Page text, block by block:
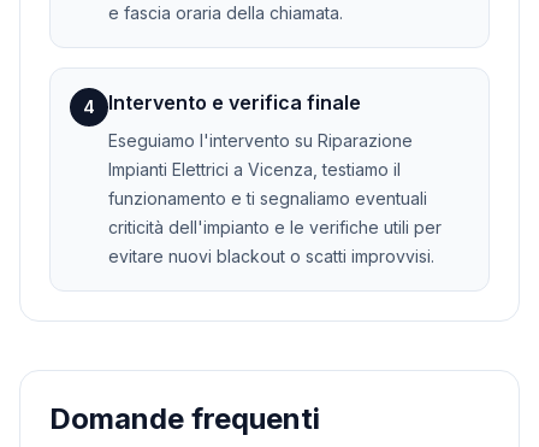
e fascia oraria della chiamata.
4 Intervento e verifica finale
Eseguiamo l'intervento su Riparazione
Impianti Elettrici a Vicenza, testiamo il
funzionamento e ti segnaliamo eventuali
criticità dell'impianto e le verifiche utili per
evitare nuovi blackout o scatti improvvisi.
Domande frequenti